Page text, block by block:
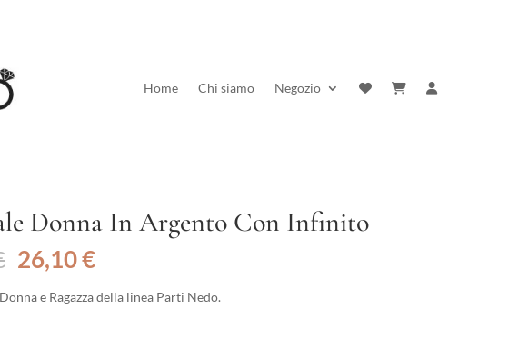
Home Chi siamo Negozio
Donna In Argento Con Infinito
Il
prezzo
originale
26,10€Il
attuale
e Ragazza della linea Parti Nedo.